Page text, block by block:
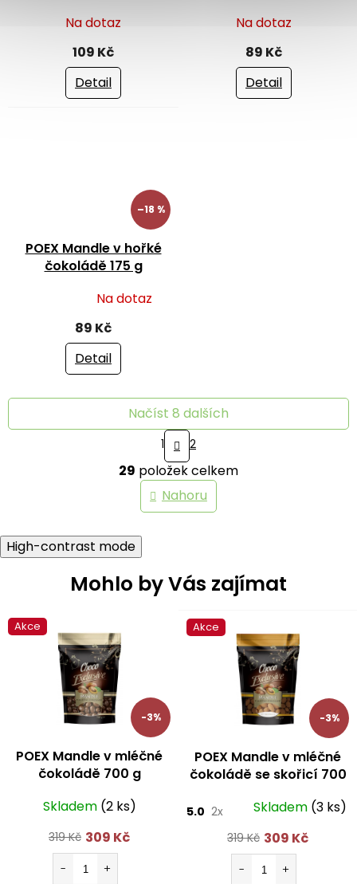
Na dotaz
109 Kč
Detail
Na dotaz
89 Kč
Detail
–18 %
POEX Mandle v hořké
čokoládě 175 g
hodnocení
hvězdiček.
Na dotaz
89 Kč
Detail
O
v
l
á
p
Načíst 8 dalších
S
t
r
á
n
k
o
1 2
29 položek celkem
Nahoru
High-contrast mode
Mohlo by Vás zajímat
Akce
-3%
POEX Mandle v mléčné
čokoládě 700 g
Skladem (2 ks)
319 Kč 309 Kč
Akce
-3%
POEX Mandle v mléčné
čokoládě se skořicí 700
5.0 2x Skladem (3 ks)
319 Kč 309 Kč